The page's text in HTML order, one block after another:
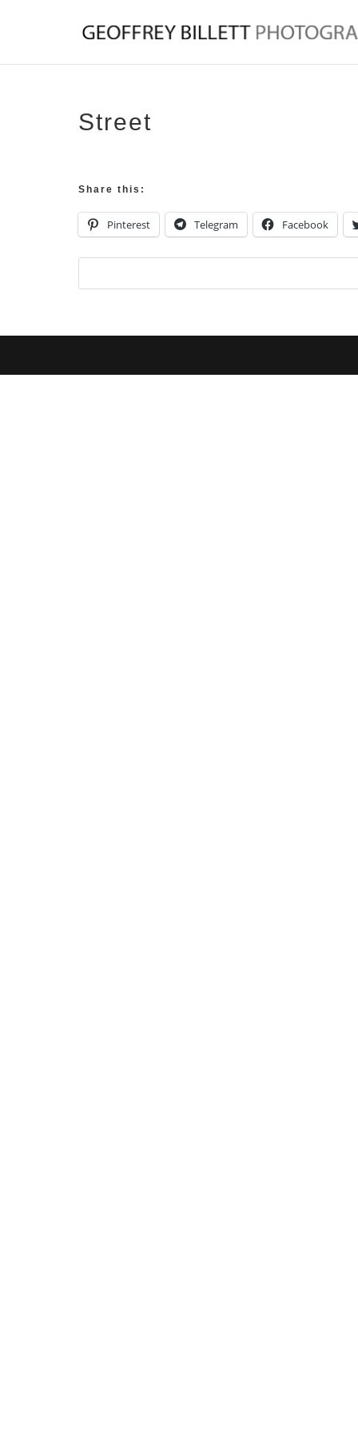
Street
Share this:
Pinterest Telegram Facebook